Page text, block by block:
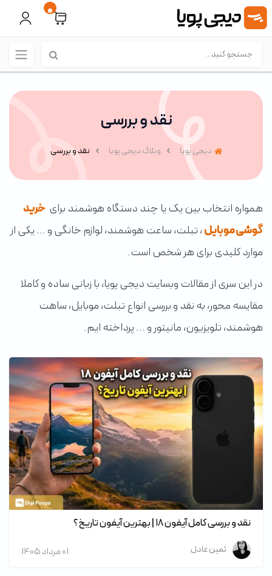
0
نقد و بررسی
دیجی پویا وبلاگ دیجی پویا نقد و بررسی
همواره انتخاب بین یک یا چند دستگاه هوشمند برای خرید
گوشی موبایل، تبلت، ساعت هوشمند، لوازم خانگی و ... یکی از
موارد کلیدی برای هر شخص است.
در این سری از مقالات وبسایت دیجی پویا، با زبانی ساده و کاملا
مقایسه محور، به نقد و بررسی انواع تبلت، موبایل، ساهت
هوشمند، تلویزیون، مانیتور و ... پرداخته ایم.
نقد و بررسی کامل آیفون ۱۸ | بهترین آیفون تاریخ؟
ثمین عادل 01 مرداد 1405